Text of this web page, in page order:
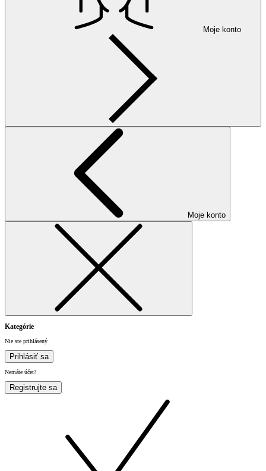
Moje konto
Moje konto
Kategórie
Nie ste prihlásený
Prihlásiť sa
Nemáte účet?
Registrujte sa